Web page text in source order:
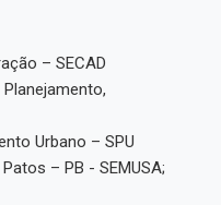
– SECAD
Urbano – SPU
– PB - SEMUSA;